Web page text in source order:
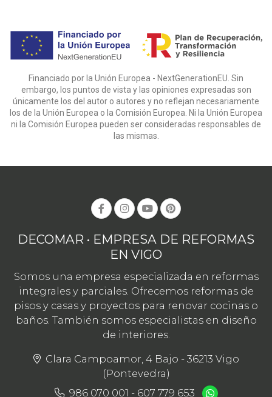
Financiado por la Unión Europea - NextGenerationEU. Sin
embargo, los puntos de vista y las opiniones expresadas son
únicamente los del autor o autores y no reflejan necesariamente
los de la Unión Europea o la Comisión Europea. Ni la Unión Europea
ni la Comisión Europea pueden ser consideradas responsables de
las mismas.
DECOMAR • EMPRESA DE REFORMAS
EN VIGO
Somos una empresa especializada en reformas
integrales y parciales. Ofrecemos reformas de
pisos y casas y proyectos para renovar cocinas o
baños. También somos especialistas en diseño
de interiores.
Clara Campoamor, 4 Bajo - 36213 Vigo
(Pontevedra)
986 070 001 - 607 779 653